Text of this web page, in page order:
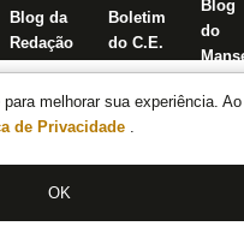
melhorar sua experiência.
de Privacidade .
OK
Blog da
Redação
Boletim
do C.E.
Blog
do